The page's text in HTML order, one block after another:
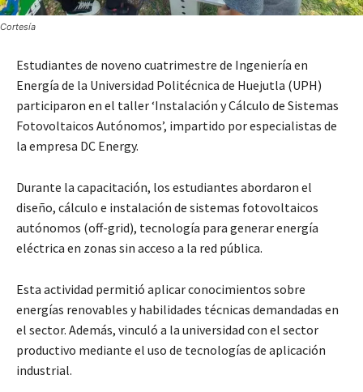
Cortesía
Estudiantes de noveno cuatrimestre de Ingeniería en
Energía de la Universidad Politécnica de Huejutla (UPH)
participaron en el taller ‘Instalación y Cálculo de Sistemas
Fotovoltaicos Autónomos’, impartido por especialistas de
la empresa DC Energy.
Durante la capacitación, los estudiantes abordaron el
diseño, cálculo e instalación de sistemas fotovoltaicos
autónomos (off-grid), tecnología para generar energía
eléctrica en zonas sin acceso a la red pública.
Esta actividad permitió aplicar conocimientos sobre
energías renovables y habilidades técnicas demandadas en
el sector. Además, vinculó a la universidad con el sector
productivo mediante el uso de tecnologías de aplicación
industrial.